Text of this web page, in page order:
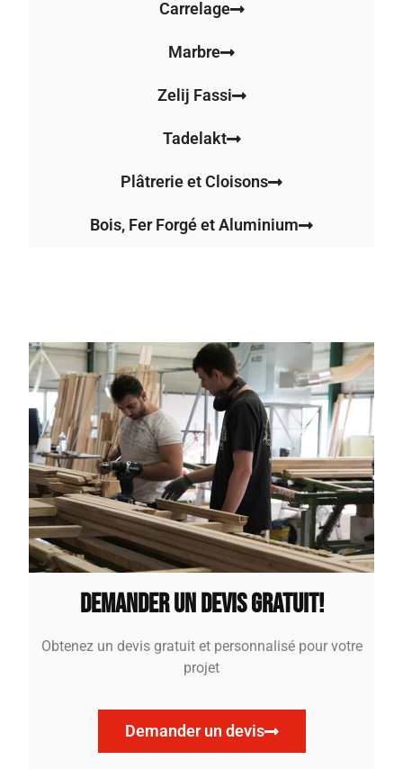
Carrelage
Marbre
Zelij Fassi
Tadelakt
Plâtrerie et Cloisons
Bois, Fer Forgé et Aluminium
Demander un devis gratuit!
Obtenez un devis gratuit et personnalisé pour votre
projet
Demander un devis